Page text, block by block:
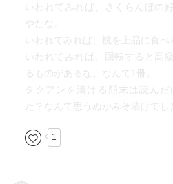
『甘いの構造』
いわれてみれば、さくらんぼの
やだな。
いわれてみれば、桃を上品に食べ
いわれてみれば、回転すると高
るものがあるな。なんて1冊。
タクアンを漬ける顛末は読ん
た？なんて思うぬかみそ漬けでし
1